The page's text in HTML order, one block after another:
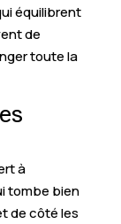
équilibrent
de
toute la
à
tombe bien
de côté les